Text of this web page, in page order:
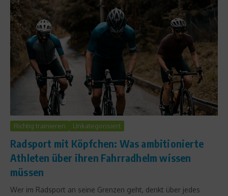
Richtig trainieren Unkategorisiert
Radsport mit Köpfchen: Was ambitionierte
Athleten über ihren Fahrradhelm wissen
müssen
Wer im Radsport an seine Grenzen geht, denkt über jedes